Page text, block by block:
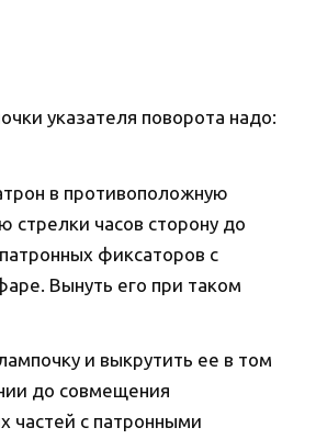
указателя поворота надо:
в противоположную
стрелки часов сторону до
фиксаторов с
Вынуть его при таком
и выкрутить ее в том
до совмещения
частей с патронными